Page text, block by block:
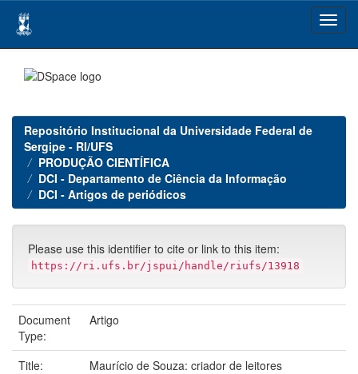
navigation
Repositório Institucional da Universidade Federal de
Sergipe - RI/UFS
PRODUÇÃO CIENTÍFICA
DCI - Departamento de Ciência da Informação
DCI - Artigos de periódicos
Please use this identifier to cite or link to this item:
https://ri.ufs.br/jspui/handle/riufs/13918
Document
Type:
Artigo
Title:
Maurício de Souza: criador de leitores